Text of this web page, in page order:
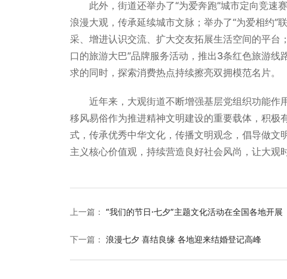
此外，街道还举办了“为爱奔跑”城市定向竞速
浪漫大观，传承延续城市文脉；举办了“为爱相约”
采、增进认识交流、扩大交友拓展生活空间的平台
口的旅游大巴”品牌服务活动，推出3条红色旅游
求的同时，探索消费热点持续擦亮双拥模范名片。
近年来，大观街道不断增强基层党组织功能作
移风易俗作为推进精神文明建设的重要载体，积极
式，传承优秀中华文化，传播文明观念，倡导做
主义核心价值观，持续营造良好社会风尚，让大观
上一篇 ： “我们的节日·七夕”主题文化活动在全国各地开展
下一篇 ： 浪漫七夕 喜结良缘 各地迎来结婚登记高峰